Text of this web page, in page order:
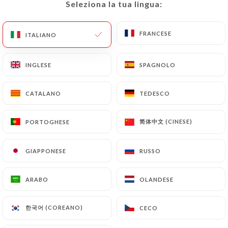
Seleziona la tua lingua:
ITALIANO FRANCESE
INGLESE SPAGNOLO
CATALANO TEDESCO
PORTOGHESE 简体中文 (CINESE)
GIAPPONESE RUSSO
ARABO OLANDESE
한국어 (COREANO) CECO
PAGINA INIZIALE
Doma
Seleziona la tua lingua:
ITALIANO FRANCESE
INGLESE SPAGNOLO
CATALANO TEDESCO
PORTOGHESE 简体中文 (CINESE)
GIAPPONESE RUSSO
ARABO OLANDESE
한국어 (COREANO) CECO